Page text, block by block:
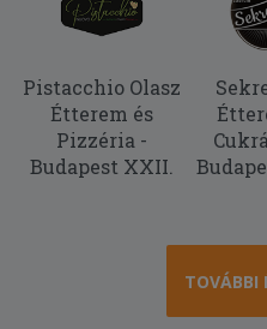
Pistacchio Olasz
Étterem és
Pizzéria -
Budapest XXII.
TOVÁBBI